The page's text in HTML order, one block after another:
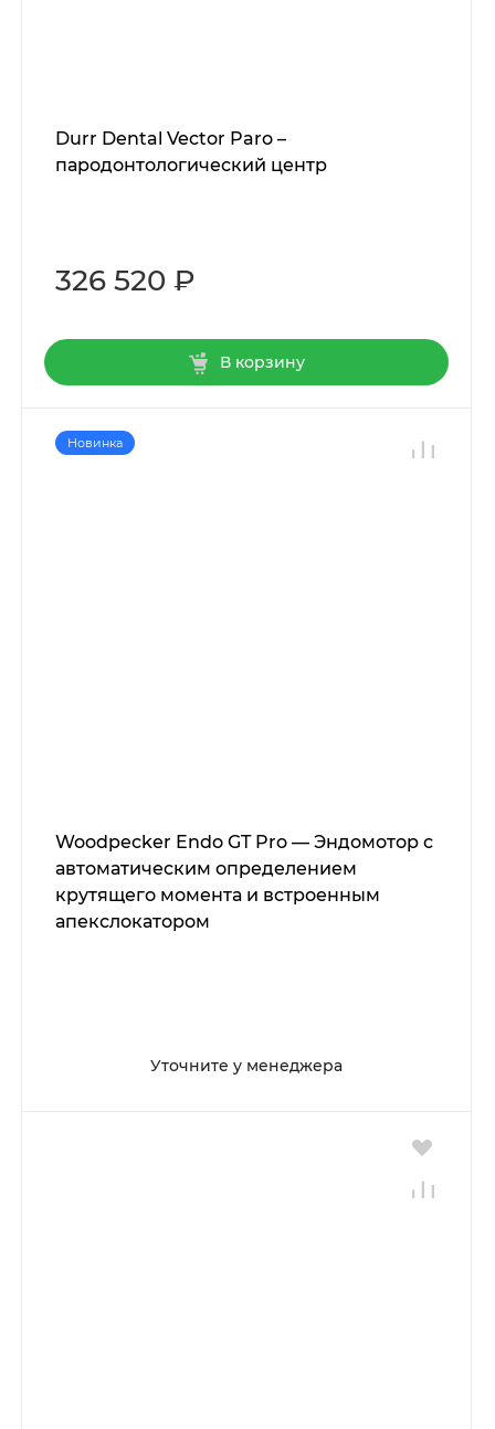
Durr Dental Vector Paro –
пародонтологический центр
326 520 ₽
В корзину
Новинка
Woodpecker Endo GT Pro — Эндомотор с
автоматическим определением
крутящего момента и встроенным
апекслокатором
Уточните у менеджера